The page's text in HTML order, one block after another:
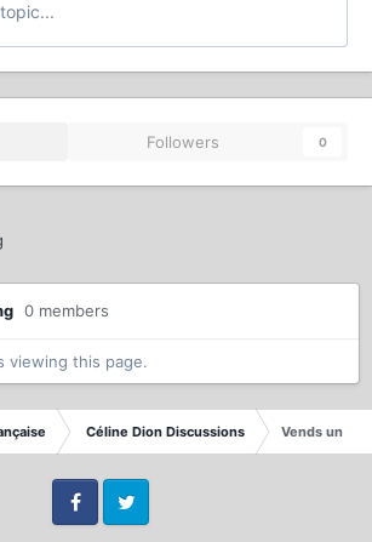
Followers 0
0 members
viewing this page.
Céline Dion Discussions Vends un
FacebookTwitter